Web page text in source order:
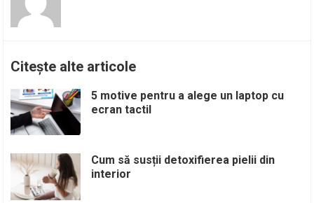
Citește alte articole
5 motive pentru a alege un laptop cu
ecran tactil
Cum să susții detoxifierea pielii din
interior